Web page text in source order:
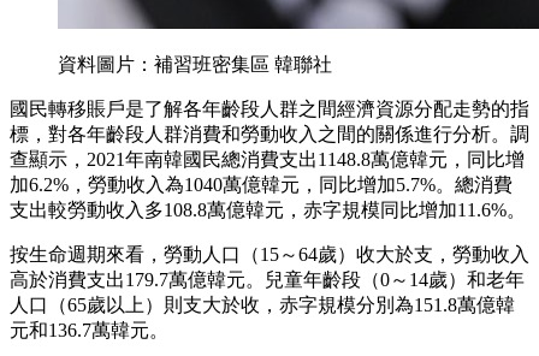
資料圖片：補習班密集區 韓聯社
國民轉移賬戶是了解各年齡段人群之間經濟資源分配走勢的指
標，對各年齡段人群消費和勞動收入之間的關係進行分析。調
查顯示，2021年南韓國民總消費支出1148.8萬億韓元，同比增
加6.2%，勞動收入為1040萬億韓元，同比增加5.7%。總消費
支出較勞動收入多108.8萬億韓元，赤字規模同比增加11.6%。
按生命週期來看，勞動人口（15～64歲）收大於支，勞動收入
高於消費支出179.7萬億韓元。兒童年齡段（0～14歲）和老年
人口（65歲以上）則支大於收，赤字規模分別為151.8萬億韓
元和136.7萬韓元。